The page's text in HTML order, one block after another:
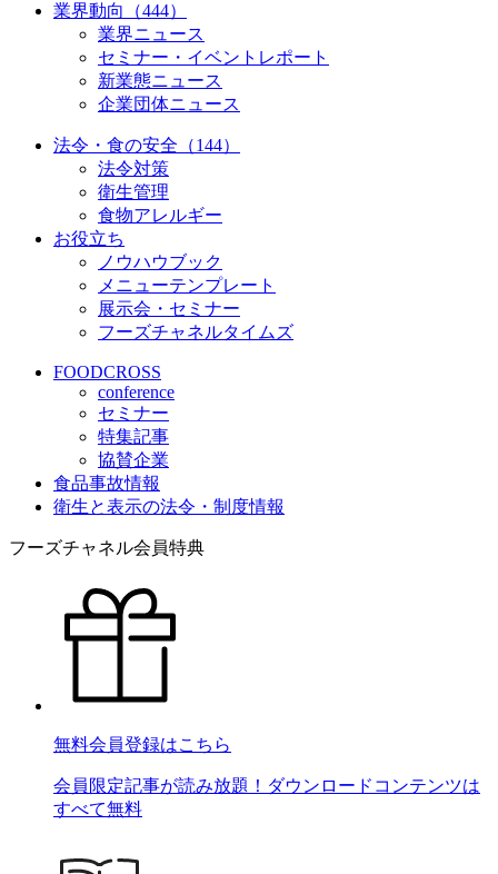
業界動向（444）
業界ニュース
セミナー・イベントレポート
新業態ニュース
企業団体ニュース
法令・食の安全（144）
法令対策
衛生管理
食物アレルギー
お役立ち
ノウハウブック
メニューテンプレート
展示会・セミナー
フーズチャネルタイムズ
FOODCROSS
conference
セミナー
特集記事
協賛企業
食品事故情報
衛生と表示の法令・制度情報
フーズチャネル会員特典
無料会員登録はこちら
会員限定記事が読み放題！ダウンロードコンテンツは
すべて無料